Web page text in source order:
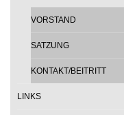
VORSTAND
SATZUNG
KONTAKT/BEITRITT
LINKS